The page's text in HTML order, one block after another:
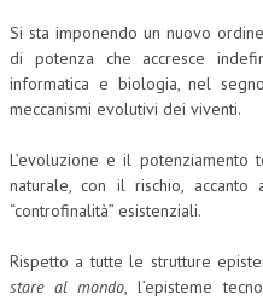
Si sta imponendo un nuovo
di potenza che accresce
informatica e biologia, nel
meccanismi evolutivi dei viventi.
L’evoluzione e il
naturale, con il rischio,
“controfinalità” esistenziali.
Rispetto a tutte le strutture
stare al mondo, l’episteme